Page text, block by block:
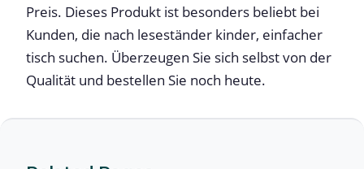
Preis. Dieses Produkt ist besonders beliebt bei
Kunden, die nach leseständer kinder, einfacher
tisch suchen. Überzeugen Sie sich selbst von der
Qualität und bestellen Sie noch heute.